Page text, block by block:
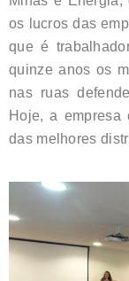
os lucros das
que é
quinze anos os
nas ruas
Hoje, a empresa
das melhores